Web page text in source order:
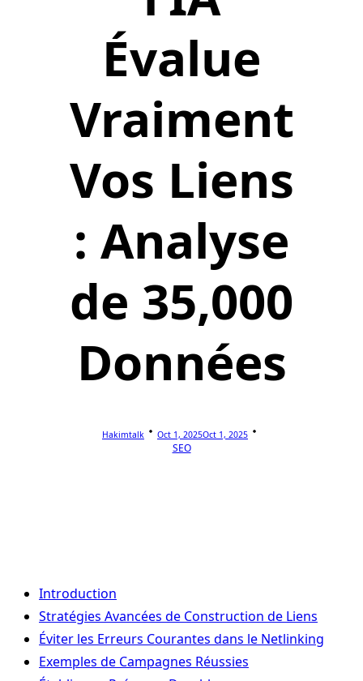
Évalue
Vraiment
Vos Liens
: Analyse
de 35,000
Données
Hakimtalk Oct 1, 2025Oct 1, 2025
SEO
Introduction
Stratégies Avancées de Construction de Liens
Éviter les Erreurs Courantes dans le Netlinking
Exemples de Campagnes Réussies